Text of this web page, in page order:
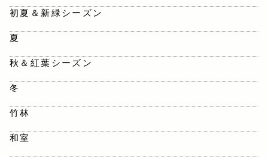
初夏＆新緑シーズン
夏
秋＆紅葉シーズン
冬
竹林
和室